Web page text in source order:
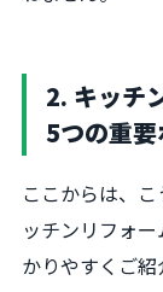
2. キッチ
5つの重
ここからは、
ッチンリフォ
かりやすくご紹